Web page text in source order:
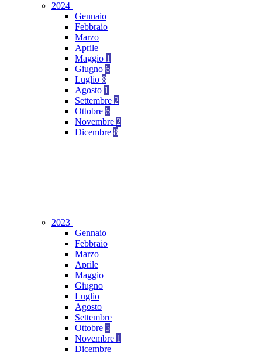
2024
Gennaio
Febbraio
Marzo
Aprile
Maggio 1
Giugno 6
Luglio 8
Agosto 1
Settembre 2
Ottobre 6
Novembre 2
Dicembre 8
2023
Gennaio
Febbraio
Marzo
Aprile
Maggio
Giugno
Luglio
Agosto
Settembre
Ottobre 5
Novembre 1
Dicembre